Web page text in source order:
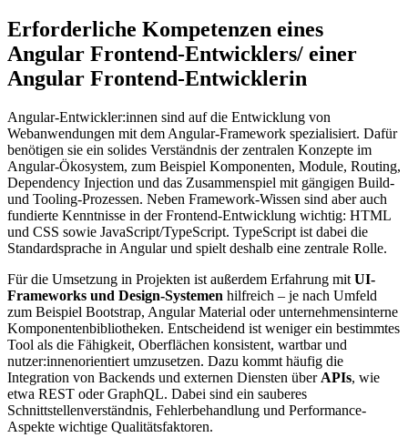
Erforderliche Kompetenzen eines
Angular Frontend-Entwicklers/ einer
Angular Frontend-Entwicklerin
Angular-Entwickler:innen sind auf die Entwicklung von
Webanwendungen mit dem Angular-Framework spezialisiert. Dafür
benötigen sie ein solides Verständnis der zentralen Konzepte im
Angular-Ökosystem, zum Beispiel Komponenten, Module, Routing,
Dependency Injection und das Zusammenspiel mit gängigen Build-
und Tooling-Prozessen. Neben Framework-Wissen sind aber auch
fundierte Kenntnisse in der Frontend-Entwicklung wichtig: HTML
und CSS sowie JavaScript/TypeScript. TypeScript ist dabei die
Standardsprache in Angular und spielt deshalb eine zentrale Rolle.
Für die Umsetzung in Projekten ist außerdem Erfahrung mit UI-
Frameworks und Design-Systemen hilfreich – je nach Umfeld
zum Beispiel Bootstrap, Angular Material oder unternehmensinterne
Komponentenbibliotheken. Entscheidend ist weniger ein bestimmtes
Tool als die Fähigkeit, Oberflächen konsistent, wartbar und
nutzer:innenorientiert umzusetzen. Dazu kommt häufig die
Integration von Backends und externen Diensten über APIs, wie
etwa REST oder GraphQL. Dabei sind ein sauberes
Schnittstellenverständnis, Fehlerbehandlung und Performance-
Aspekte wichtige Qualitätsfaktoren.